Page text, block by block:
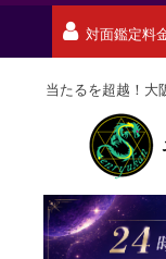
対面鑑定料
当たるを超越！大